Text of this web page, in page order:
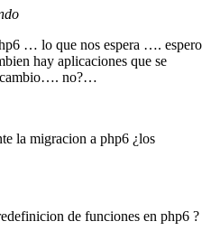
… lo que nos espera …. espero
hay aplicaciones que se
cambio…. no?…
la migracion a php6 ¿los
de funciones en php6 ?